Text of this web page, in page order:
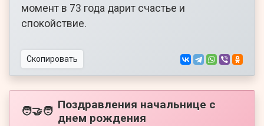
момент в 73 года дарит счастье и
спокойствие.
Скопировать
🧑‍🤝‍🧑 Поздравления начальнице с
днем рождения